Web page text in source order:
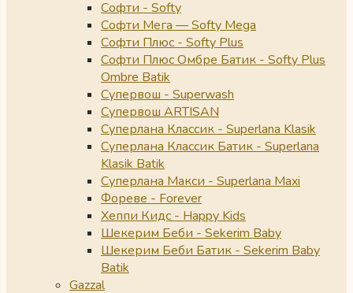
Софти - Softy
Софти Мега — Softy Mega
Софти Плюс - Softy Plus
Софти Плюс Омбре Батик - Softy Plus
Ombre Batik
Супервош - Superwash
Супервош ARTISAN
Суперлана Классик - Superlana Klasik
Суперлана Классик Батик - Superlana
Klasik Batik
Суперлана Макси - Superlana Maxi
Фореве - Forever
Хеппи Кидс - Happy Kids
Шекерим Беби - Sekerim Baby
Шекерим Беби Батик - Sekerim Baby
Batik
Gazzal